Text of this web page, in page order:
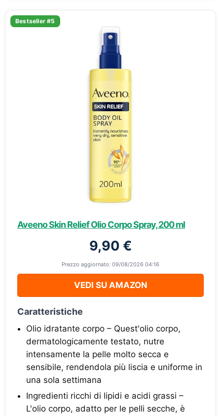
Bestseller #5
Aveeno Skin Relief Olio Corpo Spray, 200 ml
9,90 €
Prezzo aggiornato: 09/08/2026 04:16
VEDI SU AMAZON
Caratteristiche
Olio idratante corpo – Quest'olio corpo,
dermatologicamente testato, nutre
intensamente la pelle molto secca e
sensibile, rendendola più liscia e uniforme in
una sola settimana
Ingredienti ricchi di lipidi e acidi grassi –
L'olio corpo, adatto per le pelli secche, è